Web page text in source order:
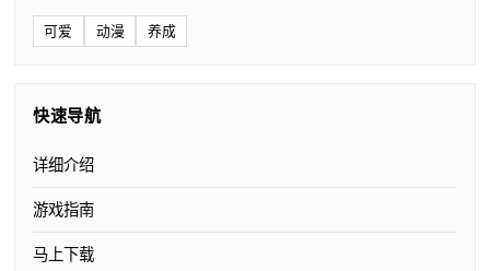
可爱 动漫 养成
快速导航
详细介绍
游戏指南
马上下载